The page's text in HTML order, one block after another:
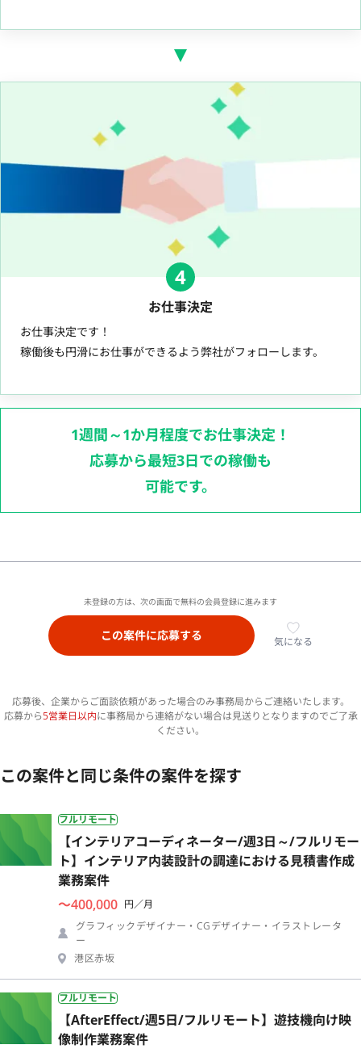
4
お仕事決定
お仕事決定です！
稼働後も円滑にお仕事ができるよう弊社がフォローします。
1週間～1か月程度でお仕事決定！
応募から最短3日での稼働も
可能です。
未登録の方は、次の画面で無料の会員登録に進みます
この案件に応募する 気になる
応募後、企業からご面談依頼があった場合のみ事務局からご連絡いたします。
応募から5営業日以内に事務局から連絡がない場合は見送りとなりますのでご了承
ください。
この案件と同じ条件の案件を探す
フルリモート
【インテリアコーディネーター/週3日～/フルリモー
ト】インテリア内装設計の調達における見積書作成
業務案件
〜400,000 円／月
グラフィックデザイナー・CGデザイナー・イラストレータ
ー
港区赤坂
フルリモート
【AfterEffect/週5日/フルリモート】遊技機向け映
像制作業務案件